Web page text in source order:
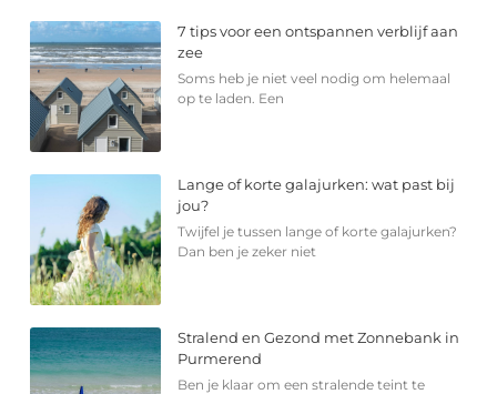
7 tips voor een ontspannen verblijf aan
zee
Soms heb je niet veel nodig om helemaal
op te laden. Een
Lange of korte galajurken: wat past bij
jou?
Twijfel je tussen lange of korte galajurken?
Dan ben je zeker niet
Stralend en Gezond met Zonnebank in
Purmerend
Ben je klaar om een stralende teint te